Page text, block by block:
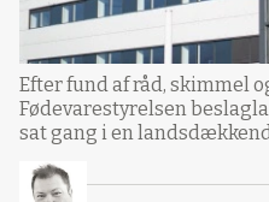
Efter fund af råd, skimmel
Fødevarestyrelsen
sat gang i en